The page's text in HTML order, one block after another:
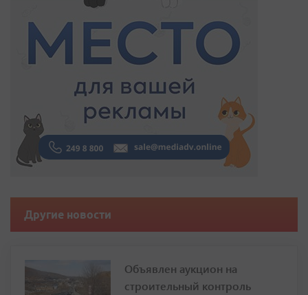
Другие новости
Объявлен аукцион на
строительный контроль